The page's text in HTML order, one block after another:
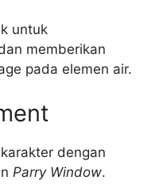
untuk
memberikan
pada elemen air.
dengan
Parry Window.